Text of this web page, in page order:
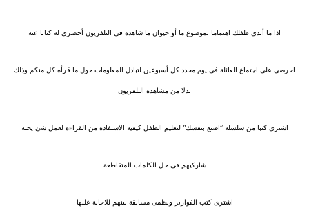
اذا ما أبدى طفلك اهتماما بموضوع ما أو حيوان ما شاهده فى التلفزيون أحضرى له كتابا عنه
احرصى على اجتماع العائلة فى يوم محدد كل أسبوعين لتبادل المعلومات حول ما قرأه كل منكم وذلك
بدلا من مشاهدة التلفزيون
اشترى كتبا من سلسلة “اصنع بنفسك” لتعليم الطفل كيفية الاستفادة من القراءة لعمل شئ يحبه
شاركيهم فى حل الكلمات المتقاطعة
اشترى كتب الفوازير ونظمى مسابقة بينهم للاجابة عليها